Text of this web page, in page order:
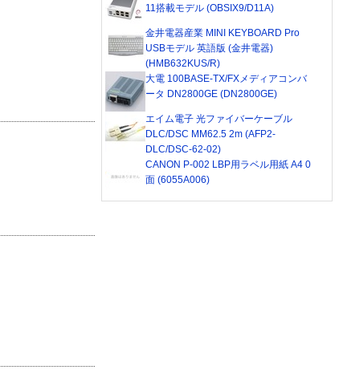
11搭載モデル (OBSIX9/D11A)
金井電器産業 MINI KEYBOARD Pro
USBモデル 英語版 (金井電器)
(HMB632KUS/R)
大電 100BASE-TX/FXメディアコンバ
ータ DN2800GE (DN2800GE)
エイム電子 光ファイバーケーブル
DLC/DSC MM62.5 2m (AFP2-
DLC/DSC-62-02)
CANON P-002 LBP用ラベル用紙 A4 0
面 (6055A006)